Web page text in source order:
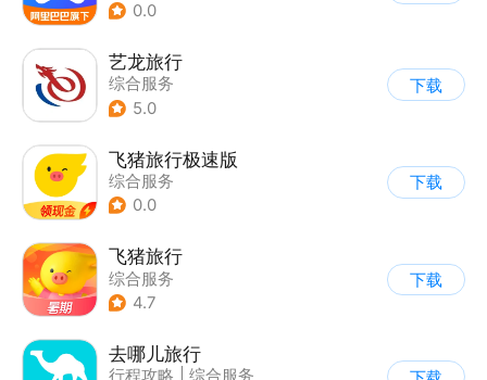
0.0
艺龙旅行
综合服务
5.0
下载
飞猪旅行极速版
综合服务
0.0
下载
飞猪旅行
综合服务
4.7
下载
去哪儿旅行
行程攻略
综合服务